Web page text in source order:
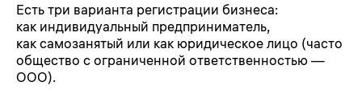
Есть три варианта регистрации бизнеса:
как индивидуальный предприниматель,
как самозанятый или как юридическое лицо (часто
общество с ограниченной ответственностью —
ООО).